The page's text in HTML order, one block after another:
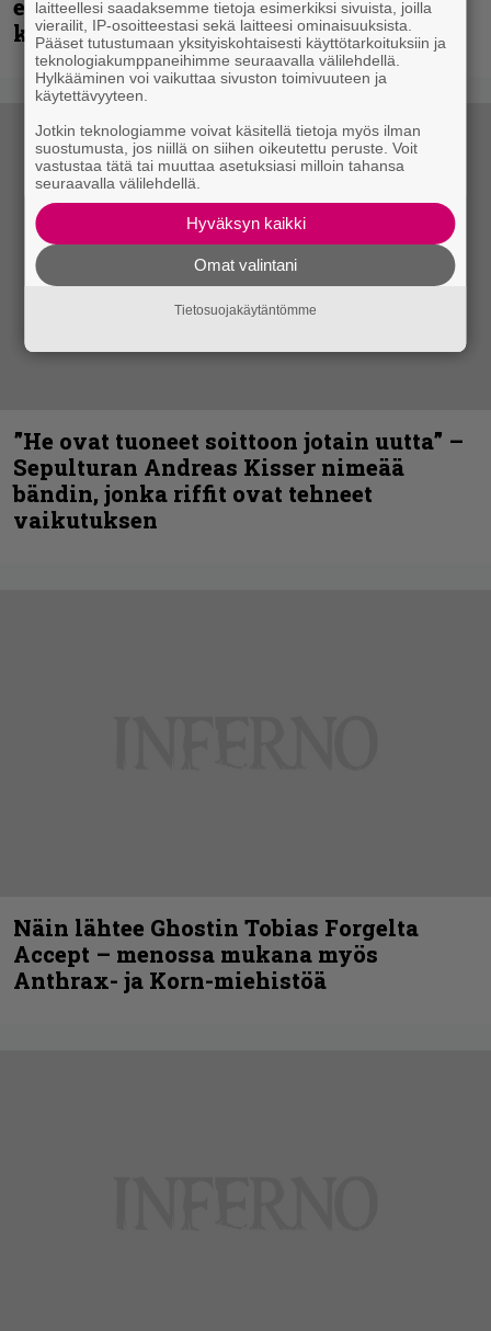
ensimmäistä koesoittoaan hevijätin
kanssa
”He ovat tuoneet soittoon jotain uutta” –
Sepulturan Andreas Kisser nimeää
bändin, jonka riffit ovat tehneet
vaikutuksen
Näin lähtee Ghostin Tobias Forgelta
Accept – menossa mukana myös
Anthrax- ja Korn-miehistöä
laitteellesi saadaksemme tietoja esimerkiksi sivuista, joilla
vierailit, IP-osoitteestasi sekä laitteesi ominaisuuksista.
Pääset tutustumaan yksityiskohtaisesti käyttötarkoituksiin ja
teknologiakumppaneihimme seuraavalla välilehdellä.
Hylkääminen voi vaikuttaa sivuston toimivuuteen ja
käytettävyyteen.
Jotkin teknologiamme voivat käsitellä tietoja myös ilman
suostumusta, jos niillä on siihen oikeutettu peruste. Voit
vastustaa tätä tai muuttaa asetuksiasi milloin tahansa
seuraavalla välilehdellä.
Hyväksyn kaikki
Omat valintani
Tietosuojakäytäntömme